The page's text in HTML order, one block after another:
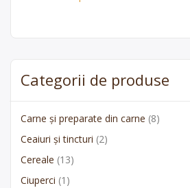
Categorii de produse
Carne și preparate din carne (8)
Ceaiuri și tincturi (2)
Cereale (13)
Ciuperci (1)